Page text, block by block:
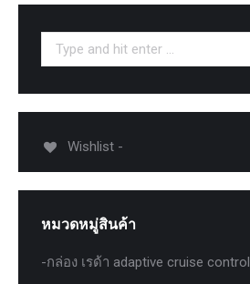
Search:
Wishlist -
หมวดหมู่สินค้า
-กล่อง เรด้า adaptive cruise control